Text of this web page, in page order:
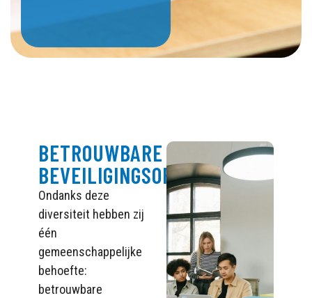
BETROUWBARE
BEVEILIGINGSOPLOSSINGEN
Ondanks deze
diversiteit hebben zij
één
gemeenschappelijke
behoefte:
betrouwbare